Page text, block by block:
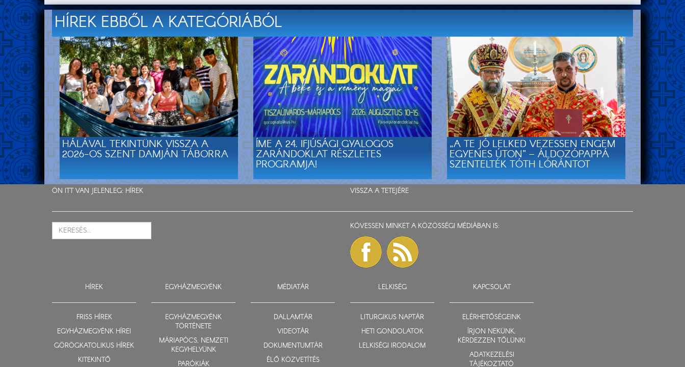
HÍREK EBBŐL A KATEGÓRIÁBÓL
HÁLÁVAL TEKINTÜNK VISSZA A
2026-OS SZENT DAMJÁN TÁBORRA
ÍME A 24. IFJÚSÁGI GYALOGOS
ZARÁNDOKLAT RÉSZLETES
PROGRAMJA!
„A TE JÓ LELKED VEZESSEN ENGEM
EGYENES ÚTON” – ÁLDOZÓPAPPÁ
SZENTELTÉK TÓTH LÓRÁNTOT
ÖN ITT VAN JELENLEG: HÍREK VISSZA A TETEJÉRE
KÖVESSEN MINKET A KÖZÖSSÉGI MÉDIÁBAN IS:
HÍREK
FRISS HÍREK
EGYHÁZMEGYÉNK HÍREI
GÖRÖGKATOLIKUS HÍREK
KITEKINTŐ
EGYHÁZMEGYÉNK
EGYHÁZMEGYÉNK
TÖRTÉNETE
MÁRIAPÓCS, NEMZETI
KEGYHELYÜNK
PARÓKIÁK
MÉDIATÁR
DALLAMTÁR
VIDEOTÁR
DOKUMENTUMTÁR
ÉLŐ KÖZVETÍTÉS
LELKISÉG
LITURGIKUS NAPTÁR
HETI GONDOLATOK
LELKISÉGI IRODALOM
KAPCSOLAT
ELÉRHETŐSÉGEINK
ÍRJON NEKÜNK,
KÉRDEZZEN TŐLÜNK!
ADATKEZELÉSI
TÁJÉKOZTATÓ